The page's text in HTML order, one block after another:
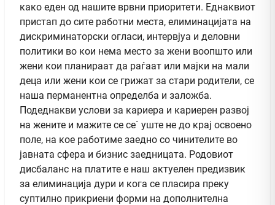
како еден од нашите врвни приоритети. Еднаквиот
пристап до сите работни места, елиминацијата на
дискриминаторски огласи, интервјуа и деловни
политики во кои нема место за жени воопшто или
жени кои планираат да раѓаат или мајки на мали
деца или жени кои се грижат за стари родители, се
наша перманентна определба и заложба.
Подеднакви услови за кариера и кариерен развој
на жените и мажите се се` уште не до крај освоено
поле, на кое работиме заедно со чинителите во
јавната сфера и бизнис заедницата. Родовиот
дисбаланс на платите е наш актуелен предизвик
за елиминација дури и кога се пласира преку
суптилно прикриени форми на дополнителна